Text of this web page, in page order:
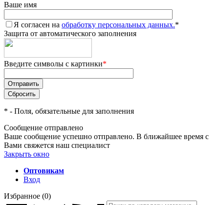
Ваше имя
Я согласен на обработку персональных данных.*
Защита от автоматического заполнения
Введите символы с картинки*
* - Поля, обязательные для заполнения
Сообщение отправлено
Ваше сообщение успешно отправлено. В ближайшее время с
Вами свяжется наш специалист
Закрыть окно
Оптовикам
Вход
Избранное (0)